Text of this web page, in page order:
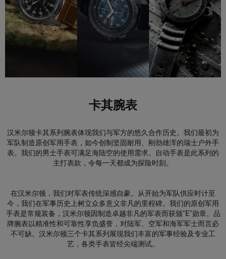
卡其腕表
汉米尔顿卡其系列腕表体现我们与军方的悠久合作历史。我们最初为
军队制造原创军用手表，如今创制坚固耐用、刚劲雄浑的瑞士户外手
表。我们的男士手表可满足海陆空的使用需求。自动手表是此系列的
主打表款，令每一天都成为探险时刻。
在汉米尔顿，我们对军表传统深感自豪。从开始为军队供应时计至
今，我们在军事历史上树立众多意义非凡的里程碑。我们的原创军用
手表是常规装备，汉米尔顿因制造卓越非凡的军表而获颁“E”勋章。品
牌腕表以精准性和可靠性享负盛誉，对陆军、空军和海军军士而言必
不可缺。汉米尔顿三个卡其系列展现我们丰富的军事经验及专业工
艺，各类手表皆经尖端测试。